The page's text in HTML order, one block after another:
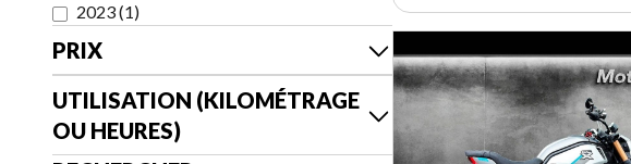
2023(1)
PRIX
UTILISATION (KILOMÉTRAGE
OU HEURES)